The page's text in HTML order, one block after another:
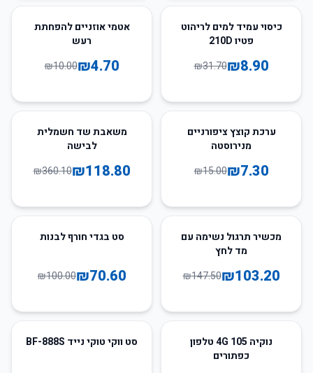
72
כיסוי עמיד למים לריהוט
פטיו 210D
₪8.90
₪31.70
53
אטמי אוזניים להפחתת
רעש
₪4.70
₪10.00
51ערכת קוצץ ציפורניים
מנירוסטה
₪7.30
₪15.00
67משאבת שד חשמלית
לבישה
₪118.80
₪360.10
30
מכשיר תרגול נשימה עם
מד לחץ
₪103.20
₪147.50
סט בגדי חורף לבנות
₪70.60
₪100.00
נוקיה 105 4G טלפון
כפתורים
55%סט ווקי טוקי נייד BF-888S